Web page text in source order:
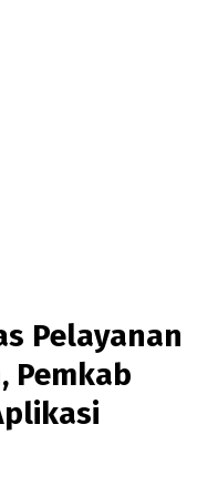
Pelayanan
Pemkab